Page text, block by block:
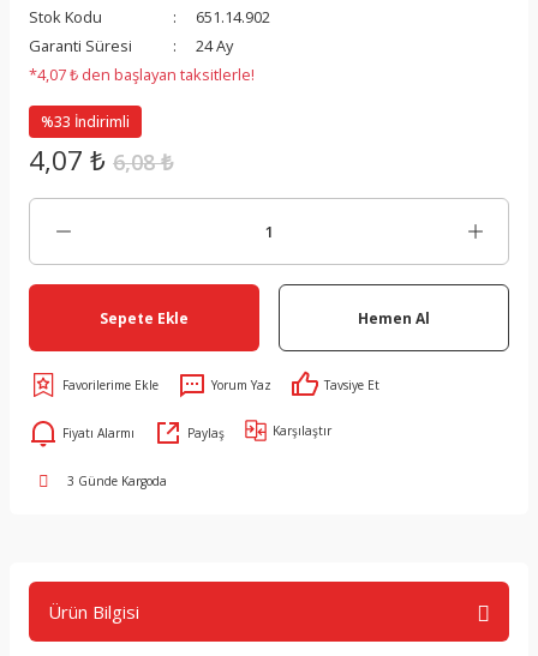
Stok Kodu
651.14.902
Garanti Süresi
24 Ay
*4,07 ₺ den başlayan taksitlerle!
%33 İndirimli
4,07 ₺ 6,08 ₺
Sepete Ekle Hemen Al
Yorum Yaz Tavsiye Et
Fiyatı Alarmı Paylaş Karşılaştır
3 Günde Kargoda
Ürün Bilgisi